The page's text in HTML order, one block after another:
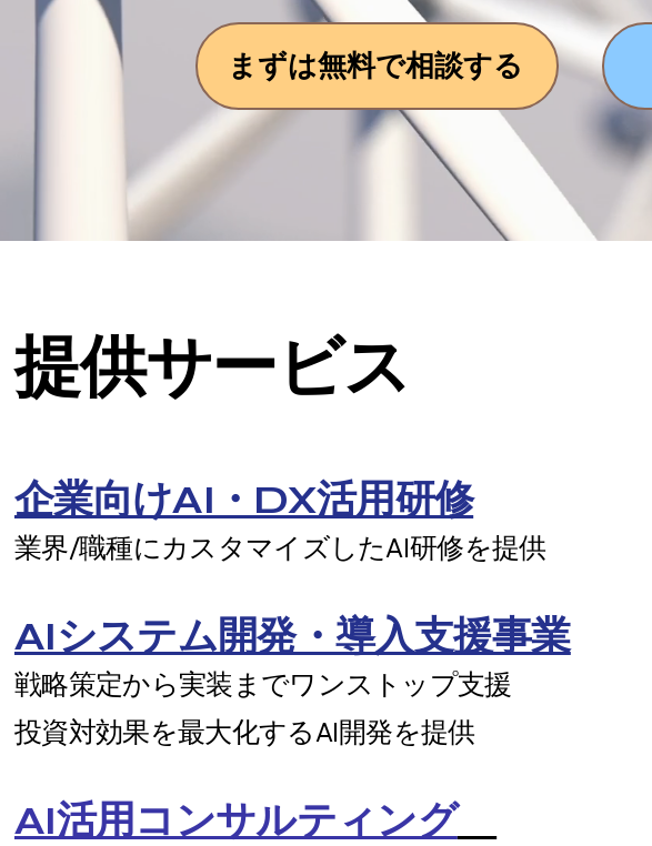
まずは無料で相談する
企業向けAI・DX活用研修
業界/職種にカスタマイズしたAI研修を提供
AIシステム開発・導入支援事業
戦略策定から実装までワンストップ支援
投資対効果を最大化するAI開発を提供
AI活用コンサルティング
​提供サービス